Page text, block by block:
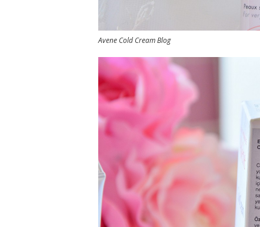
Avene Cold Cream Blog